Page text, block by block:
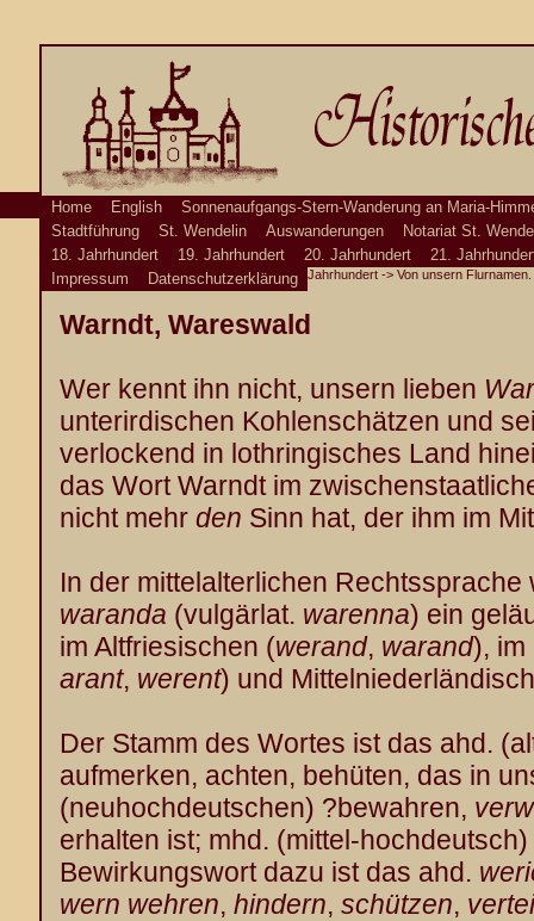
Home English
Sonnenaufgangs-Stern-Wanderung an Maria-
Stadtführung
St. Wendelin Auswanderungen
Notariat St.
18. Jahrhundert
19. Jahrhundert 20. Jahrhundert
21.
Impressum
Datenschutzerklärung Jahrhundert -> Von unsern
Warndt, Wareswald
Wer kennt ihn nicht, unsern lieben
unterirdischen Kohlenschätzen und
verlockend in lothringisches Land
das Wort Warndt im
nicht mehr den Sinn hat, der ihm im
In der mittelalterlichen
waranda (vulgärlat. warenna) ein
im Altfriesischen (werand, warand), im
arant, werent) und
Der Stamm des Wortes ist das ahd.
aufmerken, achten, behüten, das in
(neuhochdeutschen) ?bewahren,
erhalten ist; mhd. (mittel-hochdeutsch)
Bewirkungswort dazu ist das ahd.
wern wehren, hindern, schützen,